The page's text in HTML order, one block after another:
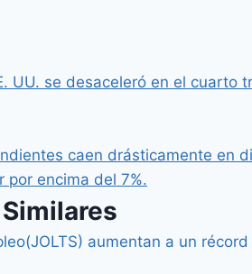
UU. se desaceleró en el
caen drásticamente en
por encima del 7%.